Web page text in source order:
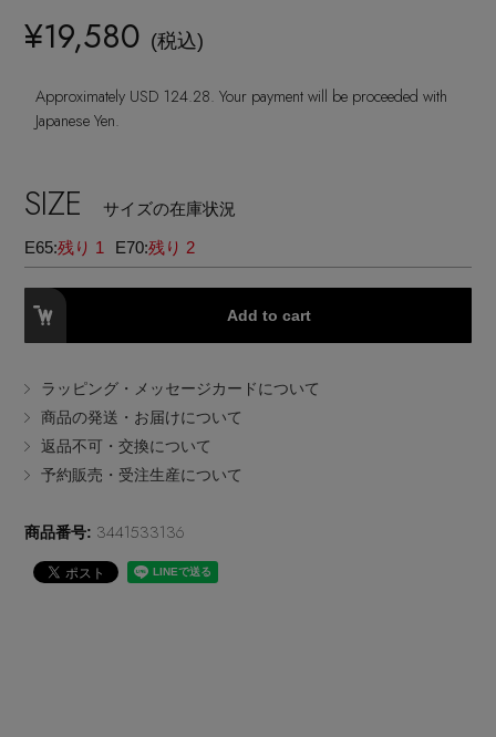
ジャケット
ニット
レインシューズ
ブーツ
クラッチバッグ
ボストンバッグ
ベルト
レッグウェア
ポーチ
チャーム・ストラップ
リング
コサージュ・ブローチ
アンクレット
インナー
ウェア
シューズ
水着・スイムウェア
CONTENTS
NEW IN BRAND
BRAND NEWS
HOT STYLE
メルマガ PICKUP
¥19,580 (税込)
Approximately USD 124.28. Your payment will be proceeded with
Japanese Yen.
SIZE サイズの在庫状況
E65:残り 1 E70:残り 2
Add to cart
ラッピング・メッセージカードについて
商品の発送・お届けについて
返品不可・交換について
予約販売・受注生産について
商品番号: 3441533136